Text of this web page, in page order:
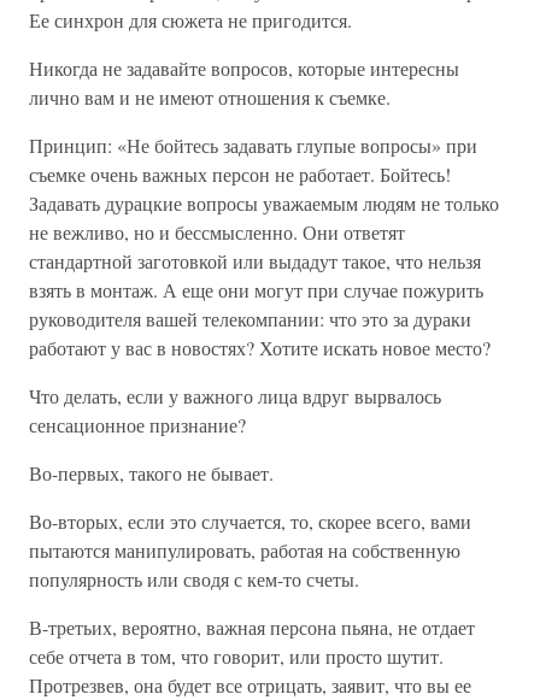
Ее синхрон для сюжета не пригодится.
Никогда не задавайте вопросов, которые интересны
лично вам и не имеют отношения к съемке.
Принцип: «Не бойтесь задавать глупые вопросы» при
съемке очень важных персон не работает. Бойтесь!
Задавать дурацкие вопросы уважаемым людям не только
не вежливо, но и бессмысленно. Они ответят
стандартной заготовкой или выдадут такое, что нельзя
взять в монтаж. А еще они могут при случае пожурить
руководителя вашей телекомпании: что это за дураки
работают у вас в новостях? Хотите искать новое место?
Что делать, если у важного лица вдруг вырвалось
сенсационное признание?
Во-первых, такого не бывает.
Во-вторых, если это случается, то, скорее всего, вами
пытаются манипулировать, работая на собственную
популярность или сводя с кем-то счеты.
В-третьих, вероятно, важная персона пьяна, не отдает
себе отчета в том, что говорит, или просто шутит.
Протрезвев, она будет все отрицать, заявит, что вы ее